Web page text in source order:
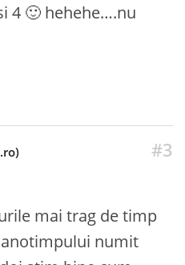
4 🙂 hehehe….nu
#3
mai trag de timp
numit